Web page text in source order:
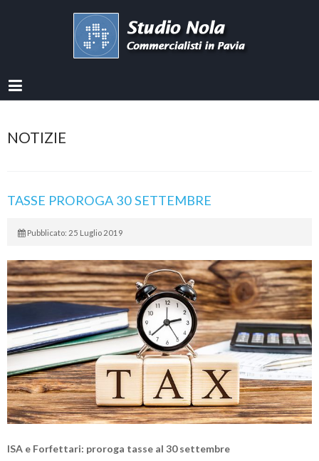
NOTIZIE
TASSE PROROGA 30 SETTEMBRE
Pubblicato: 25 Luglio 2019
ISA e Forfettari: proroga tasse al 30 settembre